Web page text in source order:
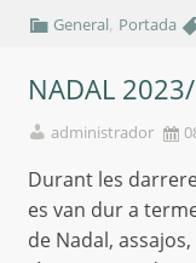
General, Portada
NADAL
administrador
Durant les
es van dur a
de Nadal,